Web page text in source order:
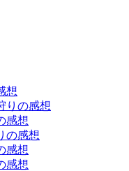
想
りの感想
感想
の感想
感想
感想